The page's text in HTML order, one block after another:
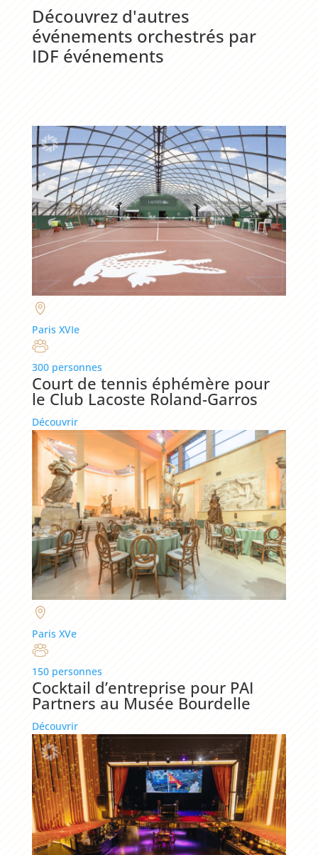
Découvrez d'autres
événements orchestrés par
IDF événements
Paris XVIe
300 personnes
Court de tennis éphémère pour
le Club Lacoste Roland-Garros
Découvrir
Paris XVe
150 personnes
Cocktail d’entreprise pour PAI
Partners au Musée Bourdelle
Découvrir